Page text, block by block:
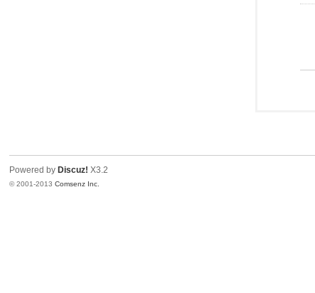
Powered by Discuz! X3.2
© 2001-2013Comsenz Inc.